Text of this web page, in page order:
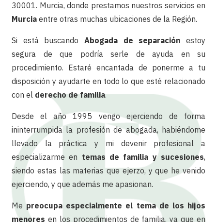
30001. Murcia, donde prestamos nuestros servicios en
Murcia entre otras muchas ubicaciones de la Región.
Si está buscando Abogada de separación estoy
segura de que podría serle de ayuda en su
procedimiento. Estaré encantada de ponerme a tu
disposición y ayudarte en todo lo que esté relacionado
con el derecho de familia.
Desde el año 1995 vengo ejerciendo de forma
ininterrumpida la profesión de abogada, habiéndome
llevado la práctica y mi devenir profesional a
especializarme en temas de familia y sucesiones,
siendo estas las materias que ejerzo, y que he venido
ejerciendo, y que además me apasionan.
Me preocupa especialmente el tema de los hijos
menores en los procedimientos de familia, ya que en